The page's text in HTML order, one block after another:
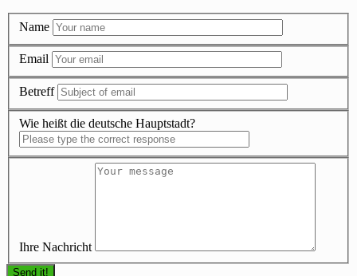
Name
Email
Betreff
Wie heißt die deutsche Hauptstadt?
Ihre Nachricht